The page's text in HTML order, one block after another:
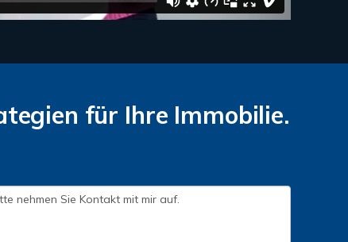
für Ihre Immobilie.